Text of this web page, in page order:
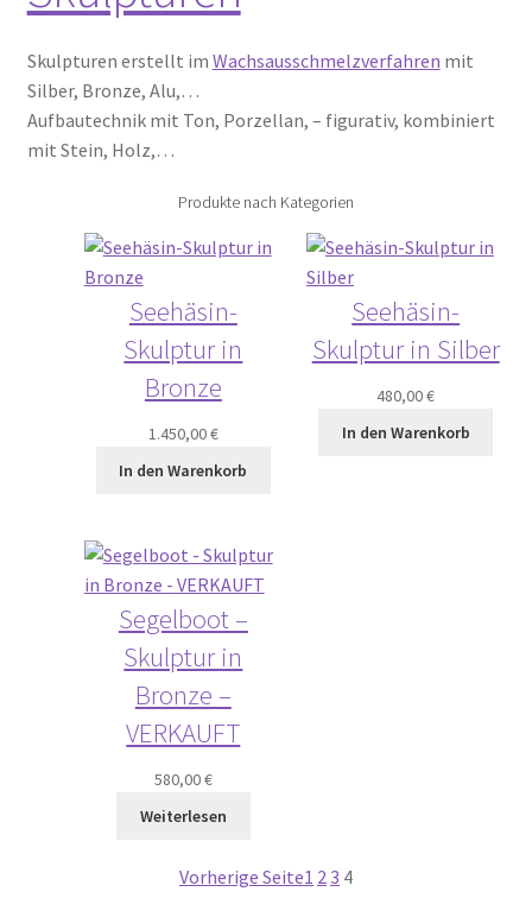
Skulpturen erstellt im Wachsausschmelzverfahren mit
Silber, Bronze, Alu,…
Aufbautechnik mit Ton, Porzellan, – figurativ, kombiniert
mit Stein, Holz,…
Produkte nach Kategorien
Seehäsin-
Skulptur in
Bronze
1.450,00€
In den Warenkorb
Seehäsin-
Skulptur in Silber
480,00€
In den Warenkorb
Segelboot –
Skulptur in
Bronze –
VERKAUFT
580,00€
Weiterlesen
Vorherige Seite1 23 4